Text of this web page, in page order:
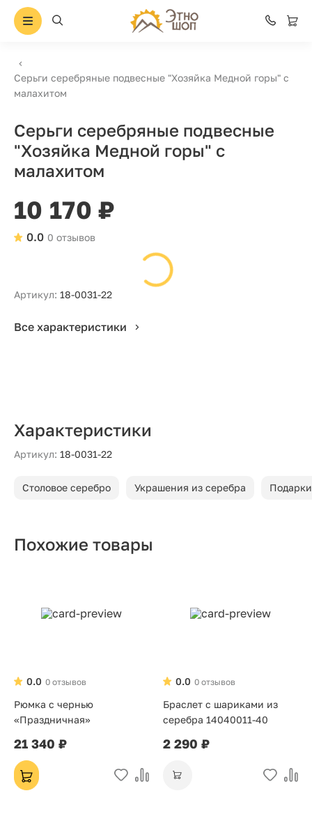
Серьги серебряные подвесные "Хозяйка Медной горы" с
малахитом
Серьги серебряные подвесные
"Хозяйка Медной горы" с
малахитом
10 170 ₽
0 отзывов
0.0
Артикул: 18-0031-22
Все характеристики
Характеристики
Артикул: 18-0031-22
Столовое серебро Украшения из серебра
Похожие товары
0 отзывов
0.0
Рюмка с чернью
«Праздничная»
21 340 ₽
0 отзывов
0.0
Браслет с шариками из
серебра 14040011-40
2 290 ₽